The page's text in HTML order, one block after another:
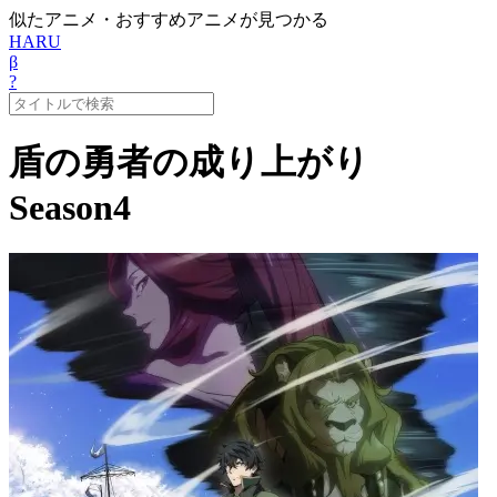
似たアニメ・おすすめアニメが見つかる
HARU
β
?
盾の勇者の成り上がり
Season4